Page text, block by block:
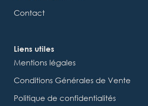
Contact
Liens utiles
Mentions légales
Conditions Générales de Vente
Politique de confidentialités